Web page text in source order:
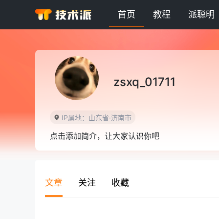
首页 教程 派聪明
zsxq_01711
IP属地：山东省·济南市
点击添加简介，让大家认识你吧
文章 关注 收藏